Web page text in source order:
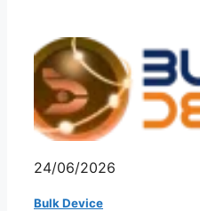
24/06/2026
Bulk Device